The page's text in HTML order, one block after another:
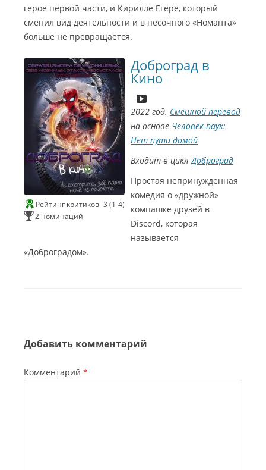
герое первой части, и Кирилле Егере, который
сменил вид деятельности и в песочного «Номанта»
больше не превращается.
Рейтинг критиков -3 (1-4)
2 номинаций
Доброград в
Кино
2022 год. Смешной перевод
на основе Человек-паук:
Нет пути домой
Входит в циклДоброград
Простая непринужденная
комедия о «дружной»
компашке друзей в
Discord, которая
называется
«Доброградом».
Добавить комментарий
Комментарий *